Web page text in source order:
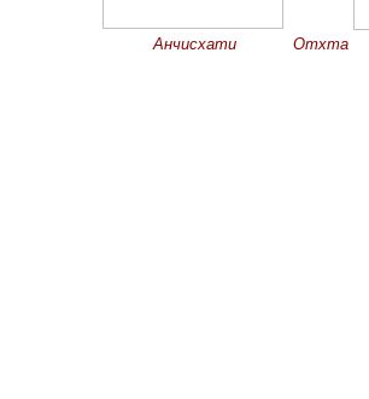
Анчисхати Отхта